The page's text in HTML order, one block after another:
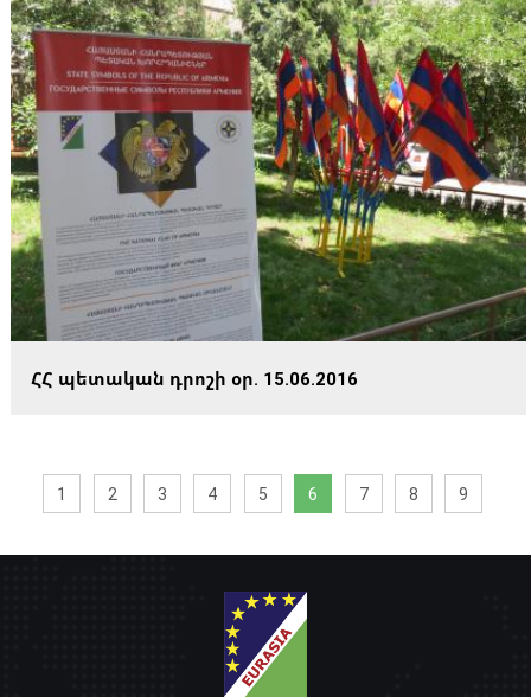
ՀՀ պետական դրոշի օր. 15.06.2016
1 2 3 4 5 6 7 8 9